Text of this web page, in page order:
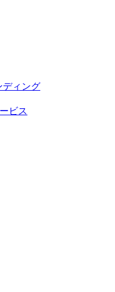
ディング
ビス